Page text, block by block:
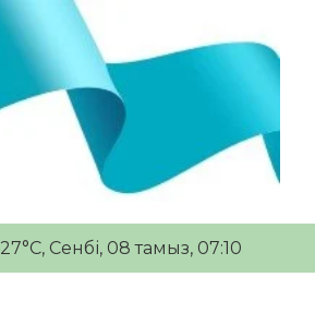
27°C, Сенбі, 08 тамыз, 07:10